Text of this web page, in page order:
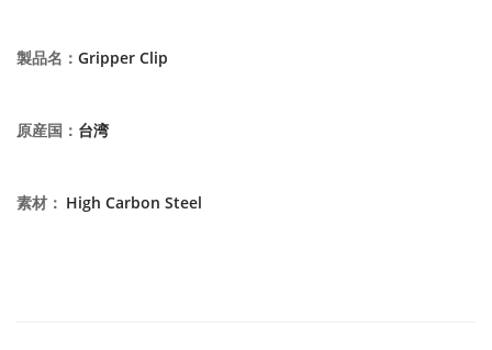
製品名 ： Gripper Clip
原産国 ： 台湾
素材 ： High Carbon Steel